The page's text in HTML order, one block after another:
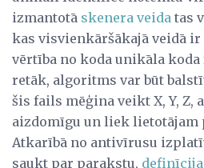
izmantotā skenera veida tas
kas visvienkāršākajā veidā
vērtība no koda unikāla koda
retāk, algoritms var būt
šis fails mēģina veikt X, Y, Z,
aizdomīgu un liek lietotājam
Atkarībā no antivīrusu
saukt par parakstu,